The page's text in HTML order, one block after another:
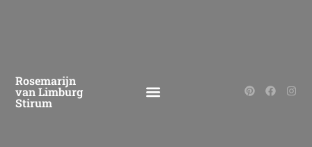
Rosemarijn
van Limburg
Stirum